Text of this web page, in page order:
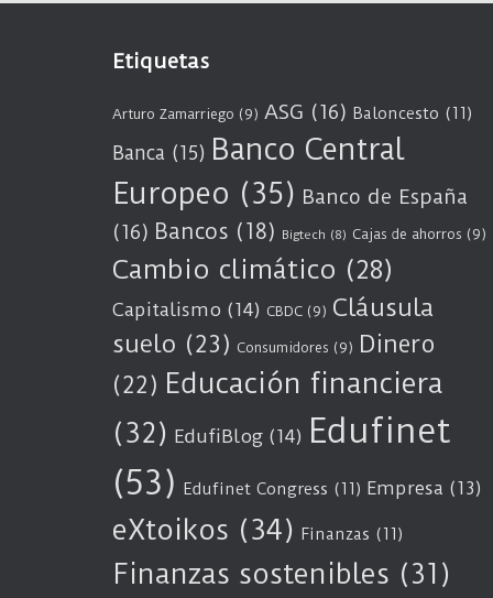
Etiquetas
Arturo Zamarriego (9) ASG (16) Baloncesto (11)
Banca (15) Banco Central
Europeo (35) Banco de España
(16) Bancos (18) Bigtech (8) Cajas de ahorros (9)
Cambio climático (28)
Capitalismo (14) CBDC (9) Cláusula
suelo (23) Consumidores (9) Dinero
(22) Educación financiera
(32) EdufiBlog (14) Edufinet
(53) Edufinet Congress (11) Empresa (13)
eXtoikos (34) Finanzas (11)
Finanzas sostenibles (31)